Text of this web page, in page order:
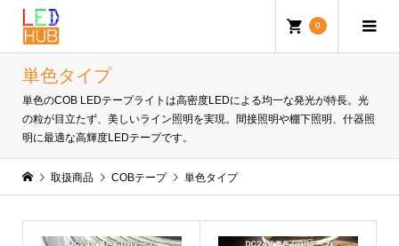
0
単色タイプ
単色のCOB LEDテープライトは高密度LEDによる均一な発光が特長。光
の粒が目立たず、美しいライン照明を実現。間接照明や棚下照明、什器照
明に最適な高輝度LEDテープです。
取扱商品 COBテープ 単色タイプ